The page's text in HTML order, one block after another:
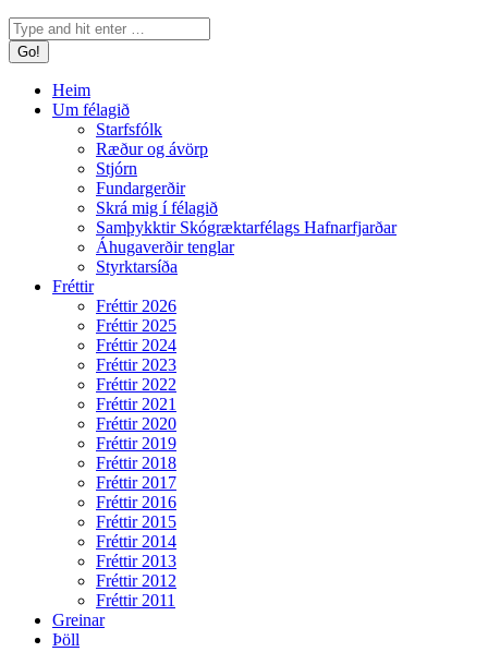
Search:
Heim
Um félagið
Starfsfólk
Ræður og ávörp
Stjórn
Fundargerðir
Skrá mig í félagið
Samþykktir Skógræktarfélags Hafnarfjarðar
Áhugaverðir tenglar
Styrktarsíða
Fréttir
Fréttir 2026
Fréttir 2025
Fréttir 2024
Fréttir 2023
Fréttir 2022
Fréttir 2021
Fréttir 2020
Fréttir 2019
Fréttir 2018
Fréttir 2017
Fréttir 2016
Fréttir 2015
Fréttir 2014
Fréttir 2013
Fréttir 2012
Fréttir 2011
Greinar
Þöll